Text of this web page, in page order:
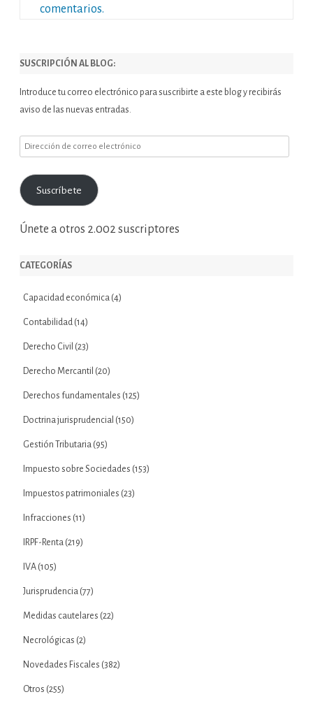
comentarios.
SUSCRIPCIÓN AL BLOG:
Introduce tu correo electrónico para suscribirte a este blog y recibirás
aviso de las nuevas entradas.
Dirección
correo
electrónico
Suscríbete
Únete a otros 2.002 suscriptores
CATEGORÍAS
Capacidad económica (4)
Contabilidad (14)
Derecho Civil (23)
Derecho Mercantil (20)
Derechos fundamentales (125)
Doctrina jurisprudencial (150)
Gestión Tributaria (95)
Impuesto sobre Sociedades (153)
Impuestos patrimoniales (23)
Infracciones (11)
IRPF-Renta (219)
IVA (105)
Jurisprudencia (77)
Medidas cautelares (22)
Necrológicas (2)
Novedades Fiscales (382)
Otros (255)